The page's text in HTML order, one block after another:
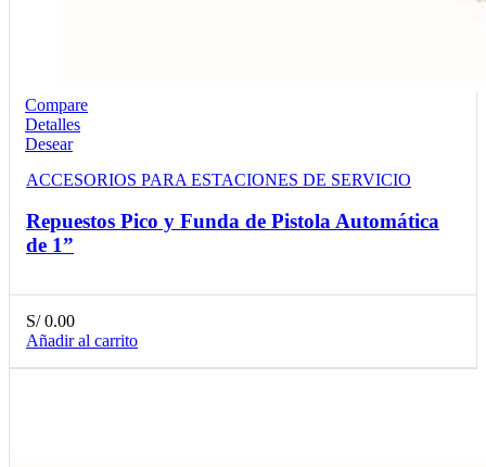
Compare
Detalles
Desear
ACCESORIOS PARA ESTACIONES DE SERVICIO
Repuestos Pico y Funda de Pistola Automática
de 1”
S/0.00
Añadir al carrito